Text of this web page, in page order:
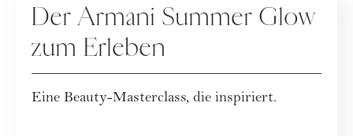
Der Armani Summer Glow
zum Erleben
Eine Beauty-Masterclass, die inspiriert.